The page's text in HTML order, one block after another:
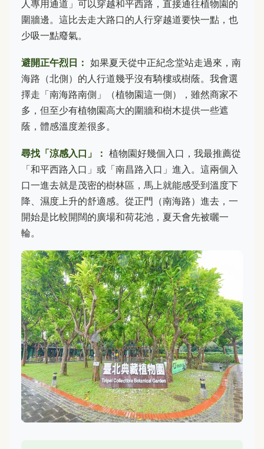
人專用通道」可以穿越和平西路，直接通往植物園的
圍牆邊。這比去走大路口的人行穿越道要快一點，也
少吸一點廢氣。
避開正午烈日： 如果夏天從中正紀念堂站走過來，南
海路（北側）的人行道幾乎沒有騎樓或樹蔭。我會選
擇走「南海路南側」（植物園這一側），雖然商家不
多，但至少有植物園高大的圍牆和樹木提供一些遮
蔭，體感溫度差很多。
尋找「涼感入口」： 植物園好幾個入口，我最推薦從
「和平西路入口」或「南昌路入口」進入。這兩個入
口一進去就是茂密的樹林區，馬上就能感受到溫度下
降、濕度上升的舒適感。從正門（南海路）進去，一
開始是比較開闊的廣場和荷花池，夏天會先被曬一
輪。